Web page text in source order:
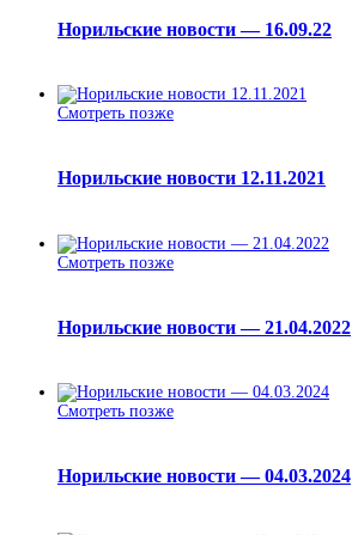
Норильские новости — 16.09.22
Смотреть позже
Норильские новости 12.11.2021
Смотреть позже
Норильские новости — 21.04.2022
Смотреть позже
Норильские новости — 04.03.2024